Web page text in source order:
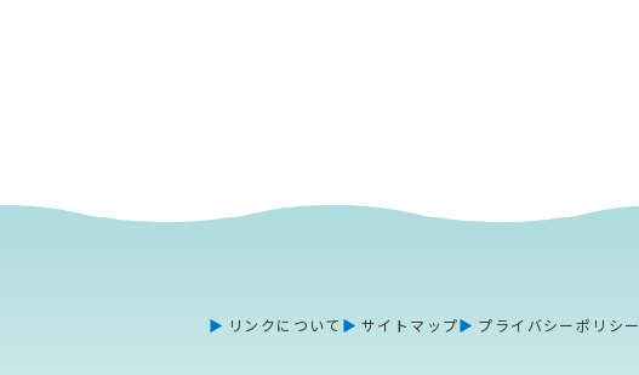
リンクについて サイトマップ プライバシーポリシー